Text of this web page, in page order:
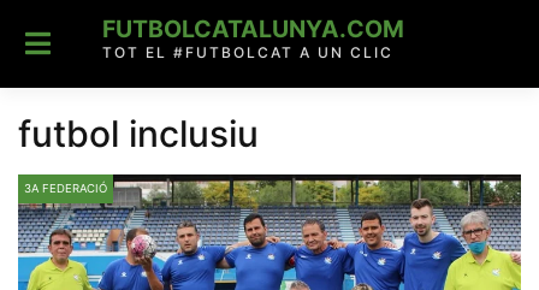
content
FUTBOLCATALUNYA.COM
TOT EL #FUTBOLCAT A UN CLIC
futbol inclusiu
3A FEDERACIÓ